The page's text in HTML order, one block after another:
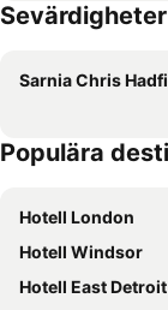
Sarnia Chris
Populära
Hotell London
Hotell Windsor
Hotell East Detroit